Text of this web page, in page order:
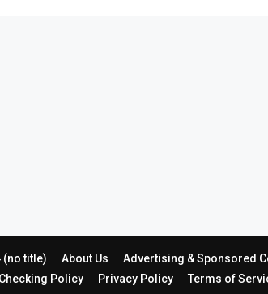
(no title) About Us Advertising & Sponsored
Policy
Privacy Policy Terms of